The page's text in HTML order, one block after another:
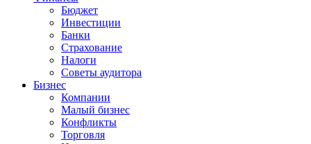
Бюджет
Инвестиции
Банки
Страхование
Налоги
Советы аудитора
Бизнес
Компании
Малый бизнес
Конфликты
Торговля